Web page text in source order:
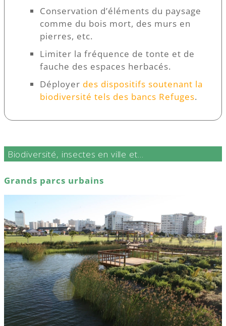
Conservation d’éléments du paysage
comme du bois mort, des murs en
pierres, etc.
Limiter la fréquence de tonte et de
fauche des espaces herbacés.
Déployer des dispositifs soutenant la
biodiversité tels des bancs Refuges.
Biodiversité, insectes en ville et…
Grands parcs urbains